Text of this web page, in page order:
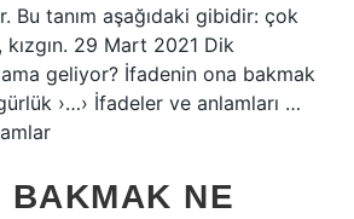
Bu tanım aşağıdaki gibidir: çok
kızgın. 29 Mart 2021 Dik
geliyor? İfadenin ona bakmak
›…› İfadeler ve anlamları …
BAKMAK NE